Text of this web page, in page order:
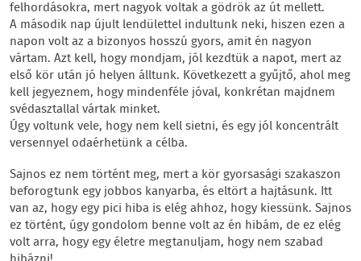
felhordásokra, mert nagyok voltak a gödrök az út mellett.
A második nap újult lendülettel indultunk neki, hiszen ezen a
napon volt az a bizonyos hosszú gyors, amit én nagyon
vártam. Azt kell, hogy mondjam, jól kezdtük a napot, mert az
első kör után jó helyen álltunk. Következett a gyűjtő, ahol meg
kell jegyeznem, hogy mindenféle jóval, konkrétan majdnem
svédasztallal vártak minket.
Úgy voltunk vele, hogy nem kell sietni, és egy jól koncentrált
versennyel odaérhetünk a célba.
Sajnos ez nem történt meg, mert a kör gyorsasági szakaszon
beforogtunk egy jobbos kanyarba, és eltört a hajtásunk. Itt
van az, hogy egy pici hiba is elég ahhoz, hogy kiessünk. Sajnos
ez történt, úgy gondolom benne volt az én hibám, de ez elég
volt arra, hogy egy életre megtanuljam, hogy nem szabad